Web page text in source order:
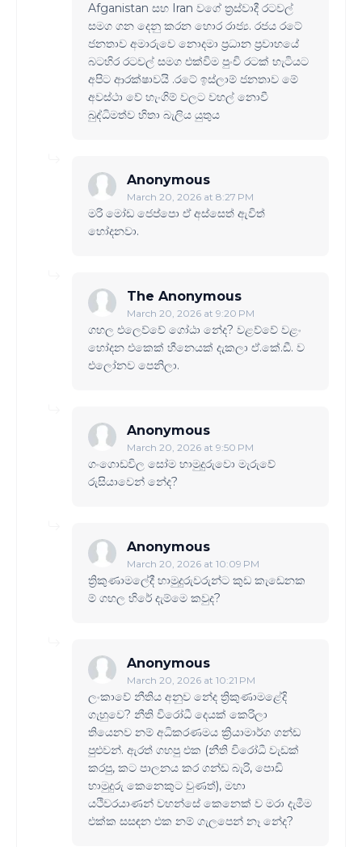
Afganistan සහ Iran වගේ ත්‍රස්වාදී රටවල්
සමග ගන දෙනු කරන හොර රාජ්‍ය. රජය රටේ
ජනතාව අමාරුවෙ නොදමා ප්‍රධාන ප්‍රවාහයේ
බටහිර රටවල් සමග එක්විම පුංචි රටක් හැටියට
අපිට ආරක්ෂාවයි .රටේ ඉස්ලාම් ජනතාව මේ
අවස්ථා වේ හැංගිම් වලට වහල් නොවී
බුද්ධිමත්ව හිතා බැලිය යුතුය
Anonymous
March 20, 2026 at 8:27 PM
මරි මෝඩ ජෙප්පො ඒ අස්සෙත් ඇවිත්
හෝදනවා.
The Anonymous
March 20, 2026 at 9:20 PM
ගහල එලෙව්වේ ගෝඨා නේද? වළව්වේ වළං
හෝදන එකෙක් හීනෙයක් දැකලා ඒ.කේ.ඩී. ව
එලෝනව පෙනිලා.
Anonymous
March 20, 2026 at 9:50 PM
ගංගොඩවිල සෝම හාමුදුරුවො මැරුවේ
රුසියාවෙන් නේද?
Anonymous
March 20, 2026 at 10:09 PM
ත්‍රිකුණාමලේදී හාමුදුරුවරුන්ට කුඩ කැඩෙනක
ම් ගහල හිරේ දැම්මෙ කවුද?
Anonymous
March 20, 2026 at 10:21 PM
ලංකාවේ නීතිය අනුව නේද ත්‍රිකුණාමළේදි
ගැහුවෙ? නීති විරෝධී දෙයක් කෙරිලා
තියෙනව නම් අධිකරණමය ක්‍රියාමාර්ග ගන්ඩ
පුළුවන්. ඇරත් ගහපු එක (නීති විරෝධී වැඩක්
කරපු, කට පාලනය කර ගන්ඩ බැරි, පොඩි
හාමුදුරු කෙනෙකුට වුණත්), මහා
යථිවරයාණන් වහන්සේ කෙනෙක් ව මරා දැමීම
එක්ක සසඳන එක නම් ගැලපෙන් නෑ නේද?